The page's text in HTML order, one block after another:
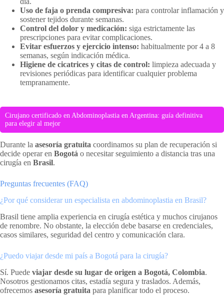
Uso de faja o prenda compresiva: para controlar inflamación y
sostener tejidos durante semanas.
Control del dolor y medicación: siga estrictamente las
prescripciones para evitar complicaciones.
Evitar esfuerzos y ejercicio intenso: habitualmente por 4 a 8
semanas, según indicación médica.
Higiene de cicatrices y citas de control: limpieza adecuada y
revisiones periódicas para identificar cualquier problema
tempranamente.
Cirujano certificado en Abdominoplastia en Argentina: guía definitiva
para elegir al mejor
Durante la asesoría gratuita coordinamos su plan de recuperación si
decide operar en Bogotá o necesitar seguimiento a distancia tras una
cirugía en Brasil.
Preguntas frecuentes (FAQ)
¿Por qué considerar un especialista en abdominoplastia en Brasil?
Brasil tiene amplia experiencia en cirugía estética y muchos cirujanos
de renombre. No obstante, la elección debe basarse en credenciales,
casos similares, seguridad del centro y comunicación clara.
¿Puedo viajar desde mi país a Bogotá para la cirugía?
Sí. Puede viajar desde su lugar de origen a Bogotá, Colombia.
Nosotros gestionamos citas, estadía segura y traslados. Además,
ofrecemos asesoría gratuita para planificar todo el proceso.